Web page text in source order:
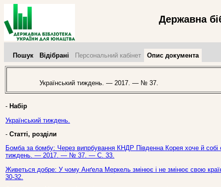
Державна
Пошук Відібрані Персональний кабінет Опис документа
Український тиждень. — 2017. — № 37.
- Набір
Український тиждень.
- Статті, розділи
Бомба за бомбу: Через випрбування КНДР Південна Корея хоче й
тиждень. — 2017. — № 37. — С. 33.
Живеться добре: У чому Анґела Меркель змінює і не змінює свою
30-32.